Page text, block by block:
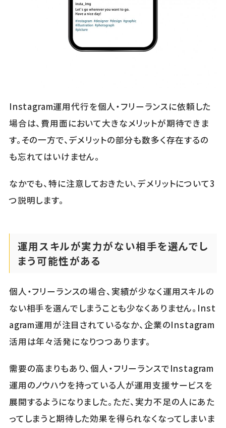
Instagram運用代行を個人・フリーランスに依頼した
場合は、費用面において大きなメリットが期待できま
す。その一方で、デメリットの部分も数多く存在するの
も忘れてはいけません。
なかでも、特に注意しておきたい、デメリットについて3
つ説明します。
運用スキルが実力がない相手を選んでし
まう可能性がある
個人・フリーランスの場合、実績が少なく運用スキルの
ない相手を選んでしまうことも少なくありません。Inst
agram運用が注目されているなか、企業のInstagram
活用は年々活発になりつつあります。
需要の高まりもあり、個人・フリーランスでInstagram
運用のノウハウを持っている人が運用支援サービスを
展開するようになりました。ただ、実力不足の人にあた
ってしまうと期待した効果を得られなくなってしまいま